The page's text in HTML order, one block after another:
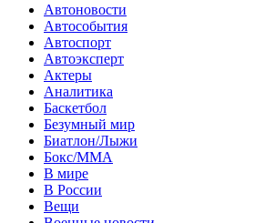
Автоновости
Автособытия
Автоспорт
Автоэксперт
Актеры
Аналитика
Баскетбол
Безумный мир
Биатлон/Лыжи
Бокс/MMA
В мире
В России
Вещи